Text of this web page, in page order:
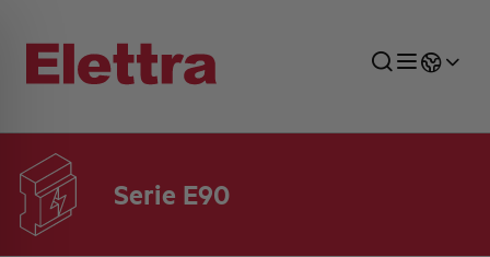
Serie E90
SETTORI
DISTRIBUZIONE DI ENERGIA
RETE COMMERCIALE
PREVENTIVAZIONE
AZIENDA
TUTTE LE NEWS
JOB CAREERS